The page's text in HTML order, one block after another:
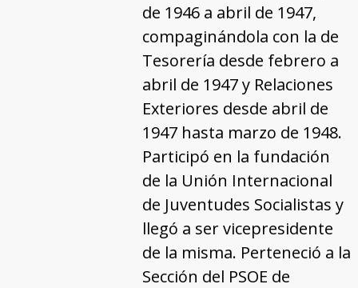
de 1946 a abril de 1947,
compaginándola con la de
Tesorería desde febrero a
abril de 1947 y Relaciones
Exteriores desde abril de
1947 hasta marzo de 1948.
Participó en la fundación
de la Unión Internacional
de Juventudes Socialistas y
llegó a ser vicepresidente
de la misma. Perteneció a la
Sección del PSOE de